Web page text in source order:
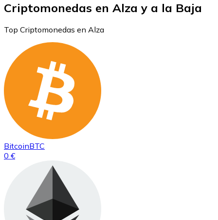
Criptomonedas en Alza y a la Baja
Top Criptomonedas en Alza
BitcoinBTC
0 €